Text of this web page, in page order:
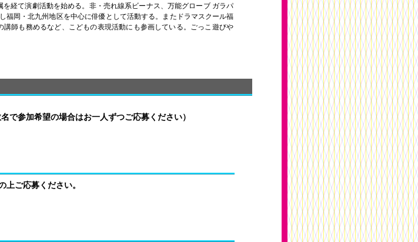
経て演劇活動を始める。非・売れ線系ビーナス、万能グローブ ガラパ
福岡・北九州地区を中心に俳優として活動する。またドラマスクール福
講師も務めるなど、こどもの表現活動にも参画している。ごっこ遊びや
で参加希望の場合はお一人ずつご応募ください）
ご応募ください。